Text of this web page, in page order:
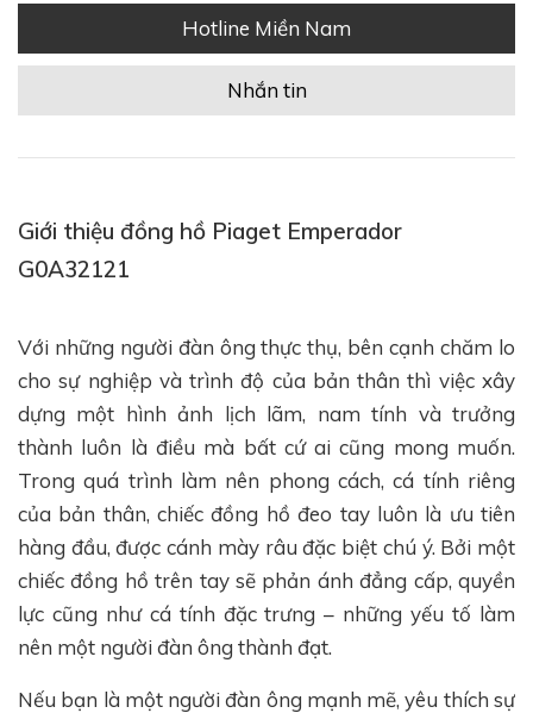
Hotline Miền Nam
Nhắn tin
Giới thiệu đồng hồ Piaget Emperador
G0A32121
Với những người đàn ông thực thụ, bên cạnh chăm lo
cho sự nghiệp và trình độ của bản thân thì việc xây
dựng một hình ảnh lịch lãm, nam tính và trưởng
thành luôn là điều mà bất cứ ai cũng mong muốn.
Trong quá trình làm nên phong cách, cá tính riêng
của bản thân, chiếc đồng hồ đeo tay luôn là ưu tiên
hàng đầu, được cánh mày râu đặc biệt chú ý. Bởi một
chiếc đồng hồ trên tay sẽ phản ánh đẳng cấp, quyền
lực cũng như cá tính đặc trưng – những yếu tố làm
nên một người đàn ông thành đạt.
Nếu bạn là một người đàn ông mạnh mẽ, yêu thích sự